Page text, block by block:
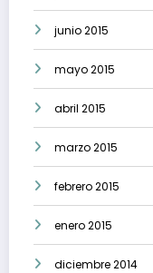
junio 2015
mayo 2015
abril 2015
marzo 2015
febrero 2015
enero 2015
diciembre 2014